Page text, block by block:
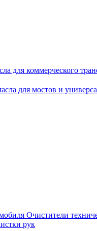
для коммерческого
для мостов и
Очистители
рук